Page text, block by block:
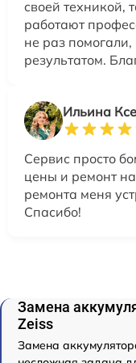
своей техникой,
работают
не раз помогали,
результатом.
Ильина
Сервис просто
цены и ремонт на
ремонта меня
Спасибо!
Замена
Zeiss
Замена